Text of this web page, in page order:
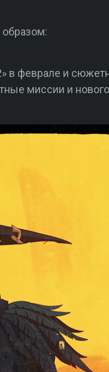
в феврале и
миссии и